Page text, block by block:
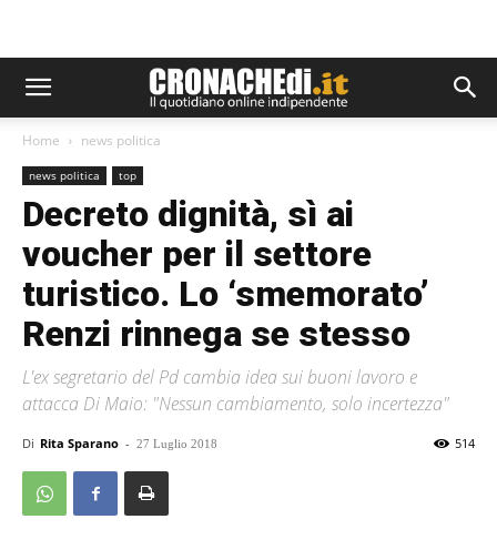
Home news politica
news politica top
Decreto dignità, sì ai
voucher per il settore
turistico. Lo ‘smemorato’
Renzi rinnega se stesso
L'ex segretario del Pd cambia idea sui buoni lavoro e
attacca Di Maio: "Nessun cambiamento, solo incertezza"
Di Rita Sparano - 27 Luglio 2018 514